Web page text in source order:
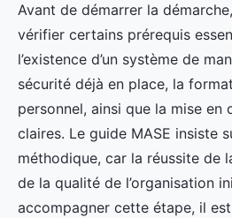
Avant de démarrer la
vérifier certains prérequis
l’existence d’un système de
sécurité déjà en place, la
personnel, ainsi que la mise
claires. Le guide MASE insiste
méthodique, car la réussite de
de la qualité de l’organisation
accompagner cette étape, il